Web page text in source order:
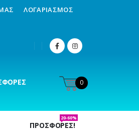
ΛΟΓΑΡΙΑΣΜΌΣ
0
ΠΡΟΣΦΟΡΕΣ!
20-60%